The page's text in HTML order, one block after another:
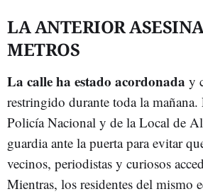
LA ANTERIOR
METROS
La calle ha estado acordonada y
restringido durante toda la mañana.
Policía Nacional y de la Local de
guardia ante la puerta para evitar
vecinos, periodistas y curiosos
Mientras, los residentes del mismo